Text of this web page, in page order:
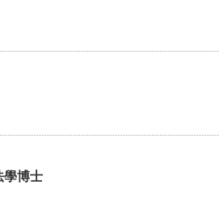
學博士